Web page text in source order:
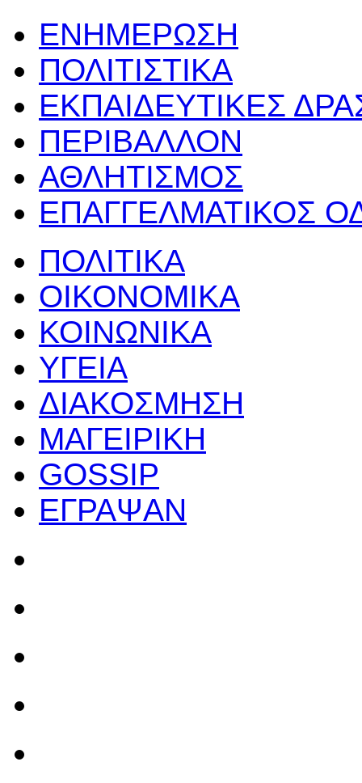
ΕΝΗΜΕΡΩΣΗ
ΠΟΛΙΤΙΣΤΙΚΑ
ΕΚΠΑΙΔΕΥΤΙΚΕΣ
ΠΕΡΙΒΑΛΛΟΝ
ΑΘΛΗΤΙΣΜΟΣ
ΕΠΑΓΓΕΛΜΑΤΙΚΟΣ
ΠΟΛΙΤΙΚΑ
ΟΙΚΟΝΟΜΙΚΑ
ΚΟΙΝΩΝΙΚΑ
ΥΓΕΙΑ
ΔΙΑΚΟΣΜΗΣΗ
ΜΑΓΕΙΡΙΚΗ
GOSSIP
ΕΓΡΑΨΑΝ